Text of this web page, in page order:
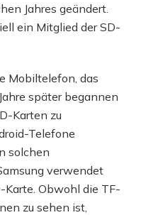
Jahres geändert.
ein Mitglied der SD-
Mobiltelefon, das
später begannen
Karten zu
Telefone
solchen
verwendet
Karte. Obwohl die TF-
zu sehen ist,